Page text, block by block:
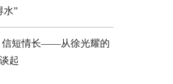
水”
信短情长——从徐光耀的
起